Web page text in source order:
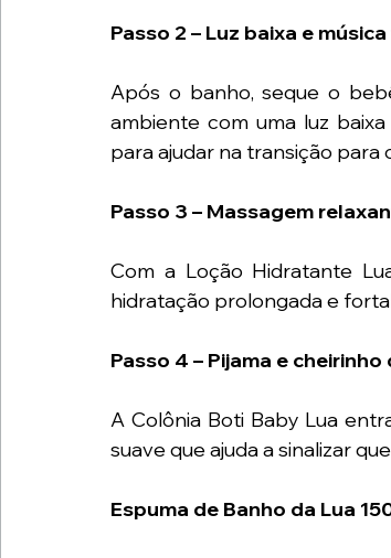
Passo 2 – Luz baixa e
Após o banho, seque o
ambiente com uma luz
para ajudar na transição
Passo 3 – Massagem
Com a Loção Hidratante
hidratação prolongada e
Passo 4 – Pijama e
A Colônia Boti Baby Lua
suave que ajuda a sinalizar
Espuma de Banho da Lua